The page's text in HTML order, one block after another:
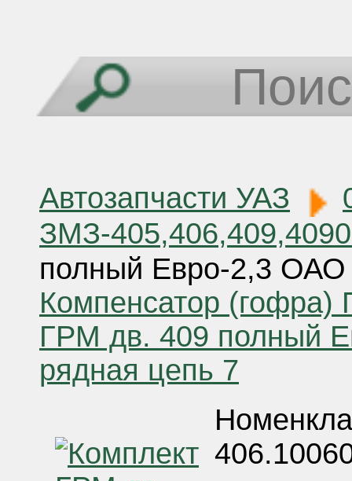
Автозапчасти УАЗ
ЗМЗ-
полный Евро-2,3
Компенсатор (гофра)
ГРМ дв. 409 полный
рядная цепь 7